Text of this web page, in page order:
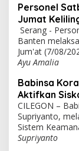
Personel
Jumat
Serang -
Banten
Jum'at (7/08/
Ayu Amalia
Babinsa
Aktifkan
CILEGON –
Supriyanto,
Sistem
Supriyanto